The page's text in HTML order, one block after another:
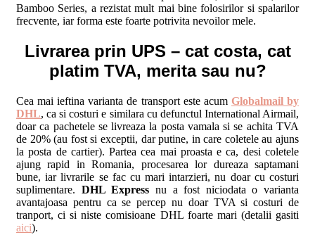
Bamboo Series, a rezistat mult mai bine folosirilor si spalarilor
frecvente, iar forma este foarte potrivita nevoilor mele.
Livrarea prin UPS – cat costa, cat
platim TVA, merita sau nu?
Cea mai ieftina varianta de transport este acum Globalmail by
DHL, ca si costuri e similara cu defunctul International Airmail,
doar ca pachetele se livreaza la posta vamala si se achita TVA
de 20% (au fost si exceptii, dar putine, in care coletele au ajuns
la posta de cartier). Partea cea mai proasta e ca, desi coletele
ajung rapid in Romania, procesarea lor dureaza saptamani
bune, iar livrarile se fac cu mari intarzieri, nu doar cu costuri
suplimentare. DHL Express nu a fost niciodata o varianta
avantajoasa pentru ca se percep nu doar TVA si costuri de
tranport, ci si niste comisioane DHL foarte mari (detalii gasiti
aici).